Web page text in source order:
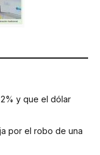
y que el dólar
por el robo de una